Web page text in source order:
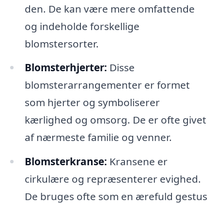
den. De kan være mere omfattende
og indeholde forskellige
blomstersorter.
Blomsterhjerter: Disse
blomsterarrangementer er formet
som hjerter og symboliserer
kærlighed og omsorg. De er ofte givet
af nærmeste familie og venner.
Blomsterkranse: Kransene er
cirkulære og repræsenterer evighed.
De bruges ofte som en ærefuld gestus